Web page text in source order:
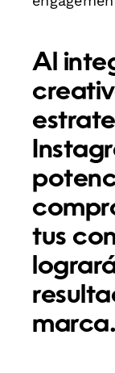
Al
tus
marca.